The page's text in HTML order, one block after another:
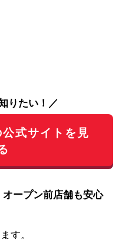
りたい！／
式サイトを見
オープン前店舗も安心
す。